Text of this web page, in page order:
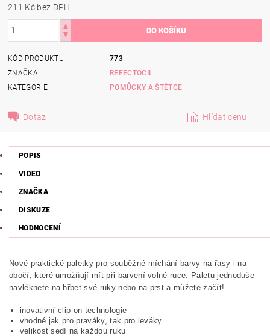
211 Kč bez DPH
KÓD PRODUKTU
773
ZNAČKA
REFECTOCIL
KATEGORIE
POMŮCKY A ŠTĚTCE
Dotaz Hlídat cenu
POPIS
VIDEO
ZNAČKA
DISKUZE
HODNOCENÍ
Nové praktické paletky pro souběžné míchání barvy na řasy i na
obočí, které umožňují mít při barvení volné ruce. Paletu jednoduše
navléknete na hřbet své ruky nebo na prst a můžete začít!
inovativní clip-on technologie
vhodné jak pro praváky, tak pro leváky
velikost sedí na každou ruku